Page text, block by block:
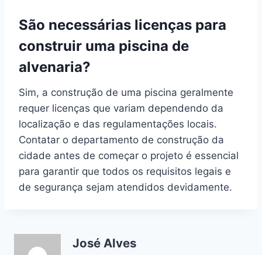
São necessárias licenças para
construir uma piscina de
alvenaria?
Sim, a construção de uma piscina geralmente
requer licenças que variam dependendo da
localização e das regulamentações locais.
Contatar o departamento de construção da
cidade antes de começar o projeto é essencial
para garantir que todos os requisitos legais e
de segurança sejam atendidos devidamente.
José Alves